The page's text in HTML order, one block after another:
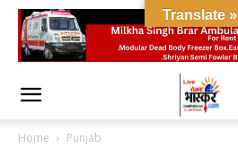
Home Punjab
Translate »